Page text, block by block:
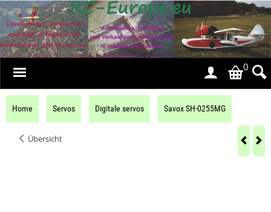
0
Home Servos Digitale servos Savox SH-0255MG
Übersicht